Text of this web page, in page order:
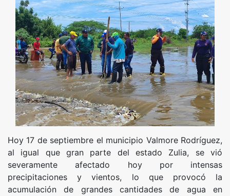
Hoy 17 de septiembre el municipio Valmore Rodríguez,
al igual que gran parte del estado Zulia, se vió
severamente afectado hoy por intensas
precipitaciones y vientos, lo que provocó la
acumulación de grandes cantidades de agua en